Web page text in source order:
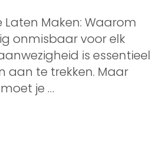
Laten Maken: Waarom
onmisbaar voor elk
is essentieel
aan te trekken. Maar
je …